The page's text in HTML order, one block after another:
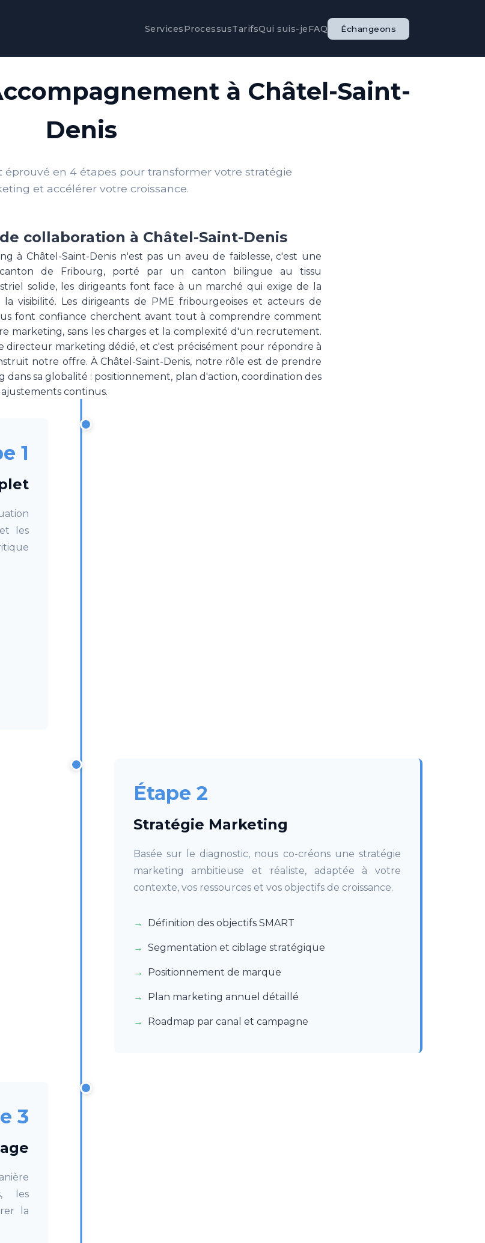
ServicesProcessusTarifsQui suis-jeFAQ Échangeons
à Châtel-Saint-
Denis
éprouvé en 4 étapes pour transformer votre stratégie
et accélérer votre croissance.
collaboration à Châtel-Saint-Denis
à Châtel-Saint-Denis n'est pas un aveu de faiblesse, c'est une
de Fribourg, porté par un canton bilingue au tissu
solide, les dirigeants font face à un marché qui exige de la
visibilité. Les dirigeants de PME fribourgeoises et acteurs de
font confiance cherchent avant tout à comprendre comment
marketing, sans les charges et la complexité d'un recrutement.
directeur marketing dédié, et c'est précisément pour répondre à
notre offre. À Châtel-Saint-Denis, notre rôle est de prendre
sa globalité : positionnement, plan d'action, coordination des
continus.
1
les
Étape 2
Stratégie Marketing
Basée sur le diagnostic, nous co-créons une stratégie
marketing ambitieuse et réaliste, adaptée à votre
contexte, vos ressources et vos objectifs de croissance.
Définition des objectifs SMART
Segmentation et ciblage stratégique
Positionnement de marque
Plan marketing annuel détaillé
Roadmap par canal et campagne
3
les
la